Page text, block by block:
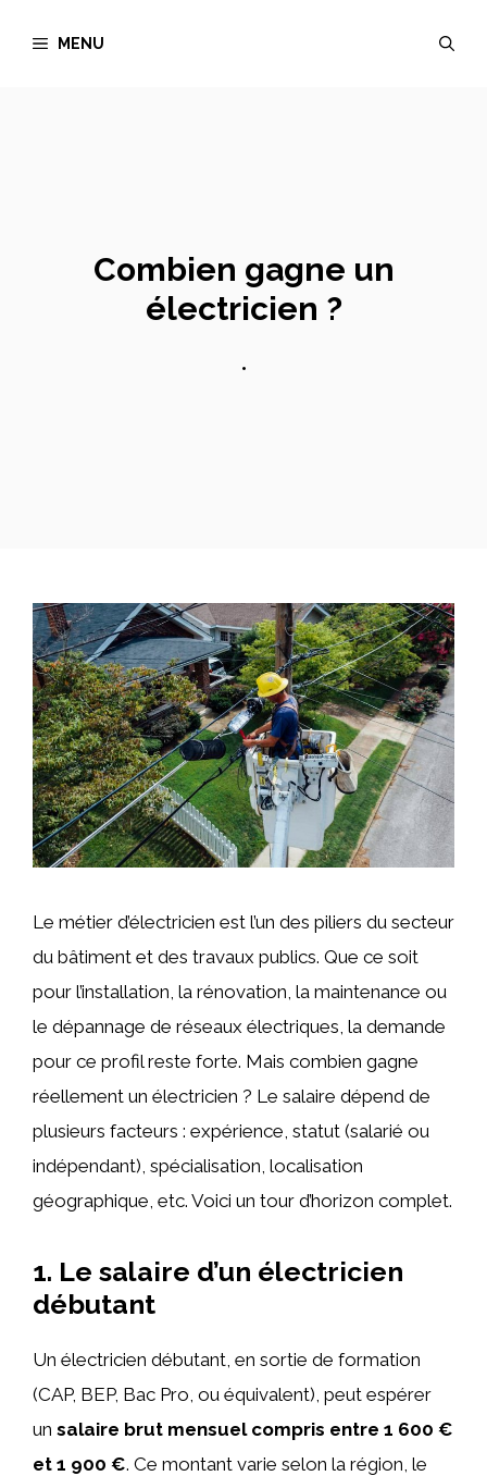
MENU
Combien gagne un
électricien ?
•
Le métier d’électricien est l’un des piliers du secteur
du bâtiment et des travaux publics. Que ce soit
pour l’installation, la rénovation, la maintenance ou
le dépannage de réseaux électriques, la demande
pour ce profil reste forte. Mais combien gagne
réellement un électricien ? Le salaire dépend de
plusieurs facteurs : expérience, statut (salarié ou
indépendant), spécialisation, localisation
géographique, etc. Voici un tour d’horizon complet.
1. Le salaire d’un électricien
débutant
Un électricien débutant, en sortie de formation
(CAP, BEP, Bac Pro, ou équivalent), peut espérer
un salaire brut mensuel compris entre 1 600 €
et 1 900 €. Ce montant varie selon la région, le